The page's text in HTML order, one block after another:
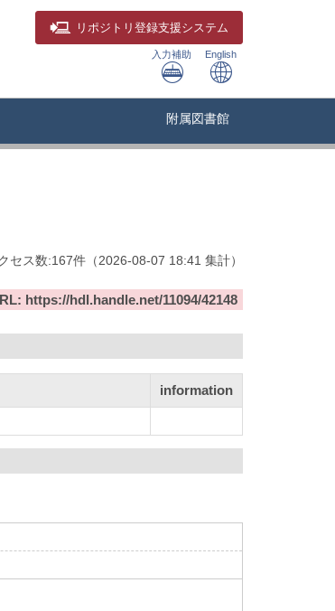
リポジトリ 登録支援システム
入力補助 English
附属図書館
セス数:167件 （2026-08-07 18:41 集計）
https://hdl.handle.net/11094/42148
information